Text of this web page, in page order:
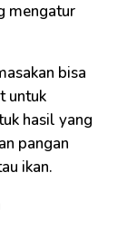
mengatur
bisa
untuk
hasil yang
pangan
ikan.